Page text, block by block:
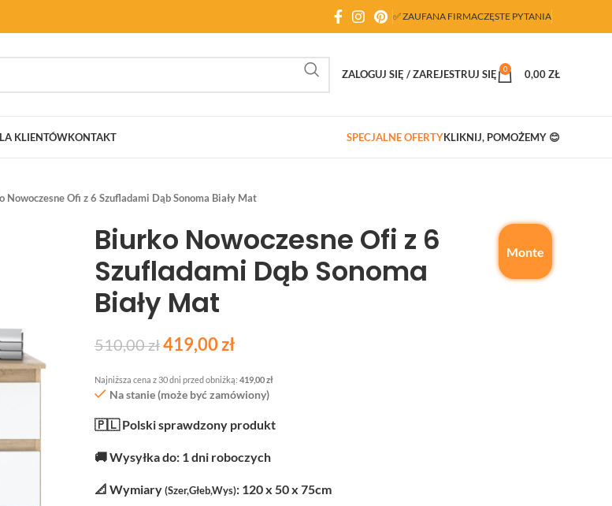
✅ ZAUFANA FIRMACZĘSTE PYTANIA
ZALOGUJ SIĘ / ZAREJESTRUJ SIĘ 0 0,00ZŁ
KLIENTÓWKONTAKT SPECJALNE OFERTYKLIKNIJ, POMOŻEMY 😊
Nowoczesne Ofi z 6 Szufladami Dąb Sonoma Biały Mat
Monte
Biurko Nowoczesne Ofi z 6
Szufladami Dąb Sonoma
Biały Mat
510,00zł419,00zł
Najniższa cena z 30 dni przed obniżką: 419,00zł
Na stanie (może być zamówiony)
🇵🇱 Polski sprawdzony produkt
🚚 Wysyłka do: 1 dni roboczych
📐 Wymiary(Szer,Głeb,Wys): 120 x 50 x 75cm